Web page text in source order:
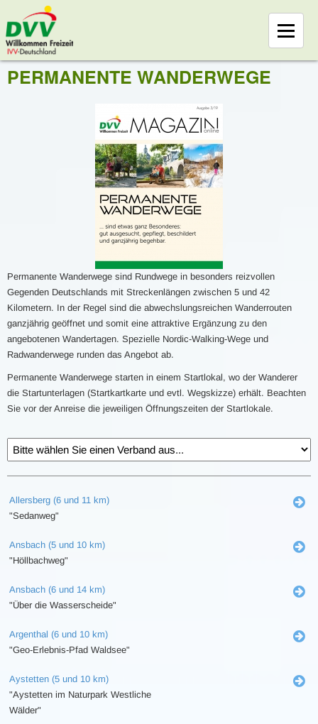
PERMANENTE WANDERWEGE
Permanente Wanderwege sind Rundwege in besonders reizvollen
Gegenden Deutschlands mit Streckenlängen zwischen 5 und 42
Kilometern. In der Regel sind die abwechslungsreichen Wanderrouten
ganzjährig geöffnet und somit eine attraktive Ergänzung zu den
angebotenen Wandertagen. Spezielle Nordic-Walking-Wege und
Radwanderwege runden das Angebot ab.
Permanente Wanderwege starten in einem Startlokal, wo der Wanderer
die Startunterlagen (Startkartkarte und evtl. Wegskizze) erhält. Beachten
Sie vor der Anreise die jeweiligen Öffnungszeiten der Startlokale.
Allersberg (6 und 11 km)
"Sedanweg"
Ansbach (5 und 10 km)
"Höllbachweg"
Ansbach (6 und 14 km)
"Über die Wasserscheide"
Argenthal (6 und 10 km)
"Geo-Erlebnis-Pfad Waldsee"
Aystetten (5 und 10 km)
"Aystetten im Naturpark Westliche
Wälder"